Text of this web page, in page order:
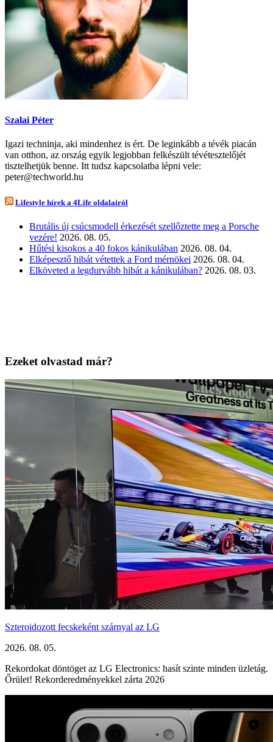
Szalai Péter
Igazi techninja, aki mindenhez is ért. De leginkább a tévék piacán
van otthon, az ország egyik legjobban felkészült tévétesztelőjét
tisztelhetjük benne. Itt tudsz kapcsolatba lépni vele:
peter@techworld.hu
Lifestyle hírek a 4Life oldalairól
Brutális új csúcsmodell érkezését szellőztette meg a Porsche
vezére! 2026. 08. 05.
Hűtési kisokos a 40 fokos kánikulában 2026. 08. 04.
Elképesztő hibát vétettek a Ford mérnökei 2026. 08. 04.
Elköveted a legdurvább hibát a kánikulában? 2026. 08. 03.
Ezeket olvastad már?
Szteroidozott fecskeként szárnyal az LG
2026. 08. 05.
Rekordokat döntöget az LG Electronics: hasít szinte minden üzletág.
Őrület! Rekorderedményekkel zárta 2026